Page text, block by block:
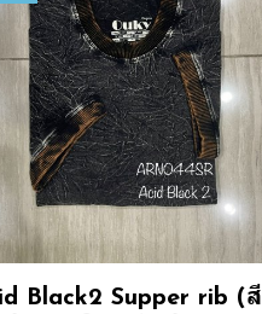
Black2 Supper rib (สี